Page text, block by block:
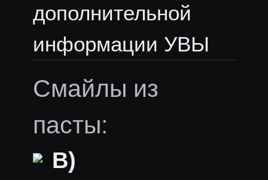
дополнительной
информации УВЫ
Смайлы из
пасты:
B)